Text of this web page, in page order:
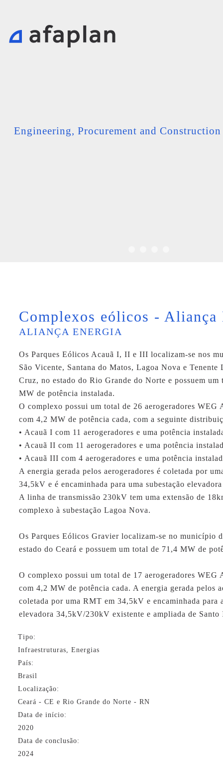
Engineering, Procurement and Construction
Complexos eólicos - Aliança
ALIANÇA ENERGIA
Os Parques Eólicos Acauã I, II e III localizam-se nos
São Vicente, Santana do Matos, Lagoa Nova e Tenente
Cruz, no estado do Rio Grande do Norte e possuem um
MW de potência instalada.
O complexo possui um total de 26 aerogeradores WEG
com 4,2 MW de potência cada, com a seguinte
• Acauã I com 11 aerogeradores e uma potência
• Acauã II com 11 aerogeradores e uma potência
• Acauã III com 4 aerogeradores e uma potência
A energia gerada pelos aerogeradores é coletada por
34,5kV e é encaminhada para uma subestação
A linha de transmissão 230kV tem uma extensão de
complexo à subestação Lagoa Nova.
Os Parques Eólicos Gravier localizam-se no município
estado do Ceará e possuem um total de 71,4 MW de
O complexo possui um total de 17 aerogeradores WEG
com 4,2 MW de potência cada. A energia gerada pelos
coletada por uma RMT em 34,5kV e encaminhada para
elevadora 34,5kV/230kV existente e ampliada de Santo
Tipo:
Infraestruturas, Energias
País:
Brasil
Localização:
Ceará - CE e Rio Grande do Norte - RN
Data de início:
2020
Data de conclusão:
2024